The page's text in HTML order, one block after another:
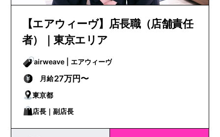
【エアウィーヴ】店長職（店舗責任
者）｜東京エリア
airweave | エアウィーヴ
月給27万円〜
東京都
店長｜副店長